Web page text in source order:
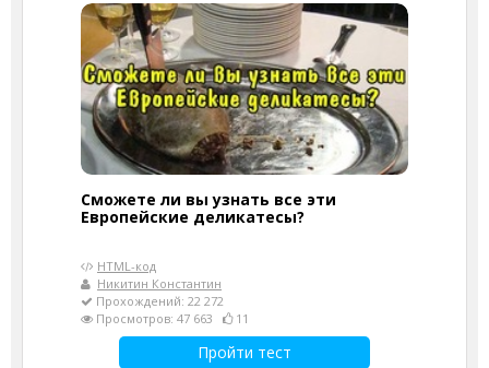
Сможете ли вы узнать все эти
Европейские деликатесы?
HTML-код
Никитин Константин
Прохождений: 22 272
Просмотров: 47 663
11
Пройти тест